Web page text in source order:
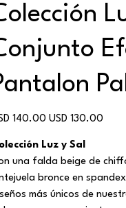
140.00
Precio
de
USD 130.00
Luz y Sal
una falda beige de
bronce en
más únicos de